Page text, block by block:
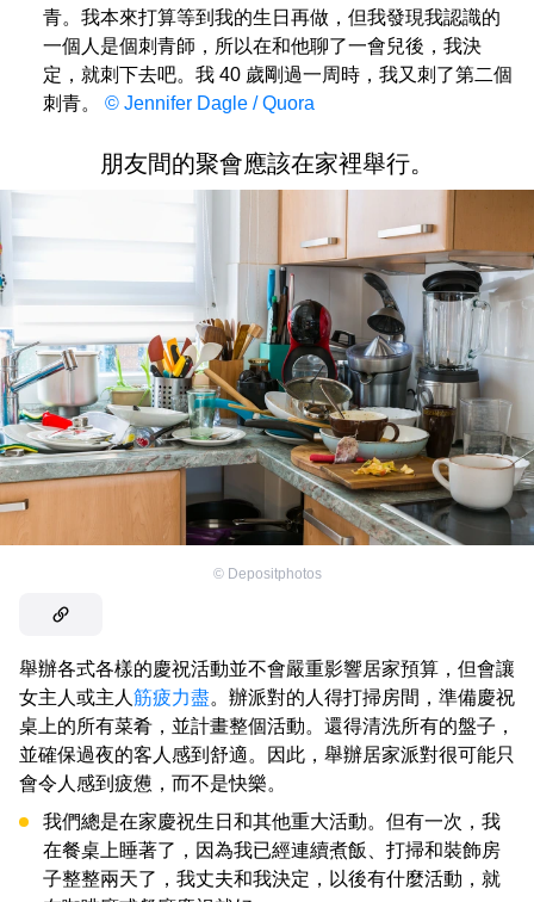
青。我本來打算等到我的生日再做，但我發現我認識的
一個人是個刺青師，所以在和他聊了一會兒後，我決
定，就刺下去吧。我 40 歲剛過一周時，我又刺了第二個
刺青。 © Jennifer Dagle / Quora
朋友間的聚會應該在家裡舉行。
© Depositphotos
舉辦各式各樣的慶祝活動並不會嚴重影響居家預算，但會讓
女主人或主人 筋疲力盡。辦派對的人得打掃房間，準備慶祝
桌上的所有菜肴，並計畫整個活動。還得清洗所有的盤子，
並確保過夜的客人感到舒適。因此，舉辦居家派對很可能只
會令人感到疲憊，而不是快樂。
我們總是在家慶祝生日和其他重大活動。但有一次，我
在餐桌上睡著了，因為我已經連續煮飯、打掃和裝飾房
子整整兩天了，我丈夫和我決定，以後有什麼活動，就